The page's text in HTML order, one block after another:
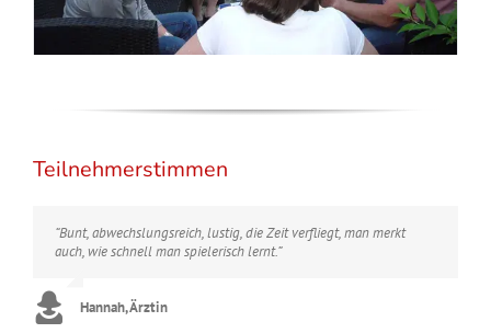
Teilnehmerstimmen
“Bunt, abwechslungsreich, lustig, die Zeit verfliegt, man merkt
auch, wie schnell man spielerisch lernt.”
Hannah, Ärztin